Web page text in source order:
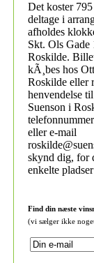
Det koster
deltage i
afholdes
Skt. Ols Gade
Roskilde.
kÃ¸bes hos
Roskilde eller
henvendelse
Suenson i
eller e-mail
skynd dig, for
enkelte
Find din næste
(vi sælger ikke